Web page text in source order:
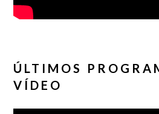
ÚLTIMOS
VÍDEO